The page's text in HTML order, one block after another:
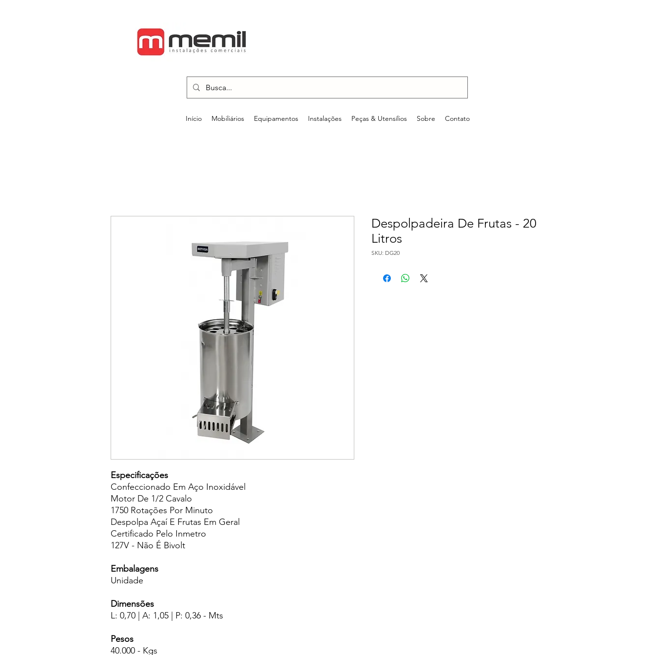
Início Mobiliários Equipamentos Instalações Peças & Utensílios Sobre Contato
Especificações
Confeccionado Em Aço Inoxidável
Motor De 1/2 Cavalo
1750 Rotações Por Minuto
Despolpa Açaí E Frutas Em Geral
Certificado Pelo Inmetro
127V - Não É Bivolt
Embalagens
Unidade
Dimensões
L: 0,70 | A: 1,05 | P: 0,36 - Mts
Pesos
40.000 - Kgs
Despolpadeira De Frutas - 20
Litros
SKU: DG20